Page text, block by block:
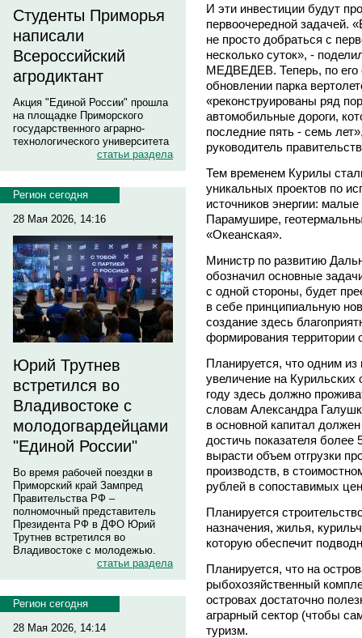
Студенты Приморья
написали
Всероссийский
агродиктант
Акция "Единой России" прошла
на площадке Приморского
государственного аграрно-
технологического университета
статьи раздела
Регион сегодня
28 Мая 2026, 14:16
Юрий Трутнев
встретился во
Владивостоке с
молодогвардейцами
"Единой России"
Во время рабочей поездки в
Приморский край Зампред
Правительства РФ –
полномочный представитель
Президента РФ в ДФО Юрий
Трутнев встретился во
Владивостоке с молодежью.
статьи раздела
Регион сегодня
28 Мая 2026, 14:14
И эти инвестиции будут
первоочередной задачей.
не просто добраться с
несколько суток», -
МЕДВЕДЕВ. Теперь, по его
обновлении парка
«реконструированы ряд
автомобильные дороги,
последние пять - семь
руководитель
Тем временем Курилы
уникальных проектов по
источников энергии:
Парамушире,
«Океанская».
Министр по развитию
обозначил основные
с одной стороны, будет
в себе принципиальную
создание здесь
формирования
Планируется, что одним
увеличение на Курильских
году здесь должно
словам Александра
в основной капитал
достичь показателя
вырасти объем отгрузки
производств, в
рублей в сопоставимых
Планируется
назначения, жилья,
которую обеспечит
Планируется, что на
рыбохозяйственный
островах достаточно
аграрный сектор (чтобы
туризм.